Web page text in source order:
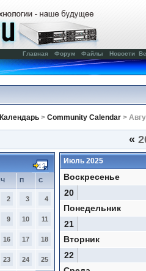
Главная Форум Файлы Новости
Календарь > Community Calendar >
«
Ч П С
2 3 4
9 10 11
16 17 18
23 24 25
Июль 2025
Воскресенье
20
Понедельник
21
Вторник
22